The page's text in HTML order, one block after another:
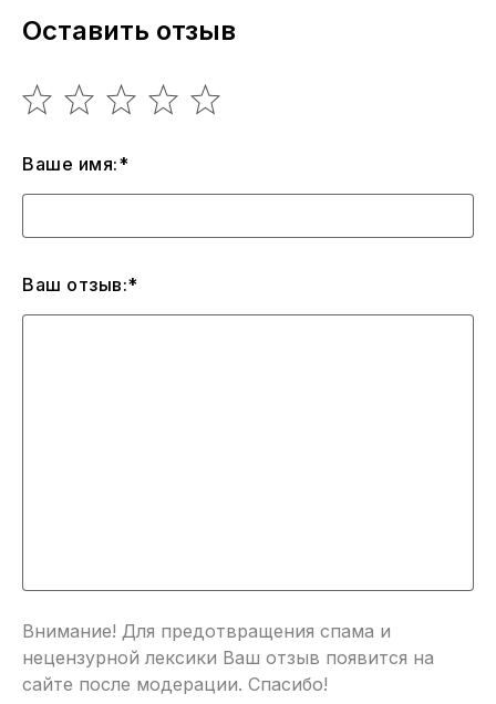
Оставить отзыв
Ваше имя:*
Ваш отзыв:*
Внимание! Для предотвращения спама и
нецензурной лексики Ваш отзыв появится на
сайте после модерации. Спасибо!